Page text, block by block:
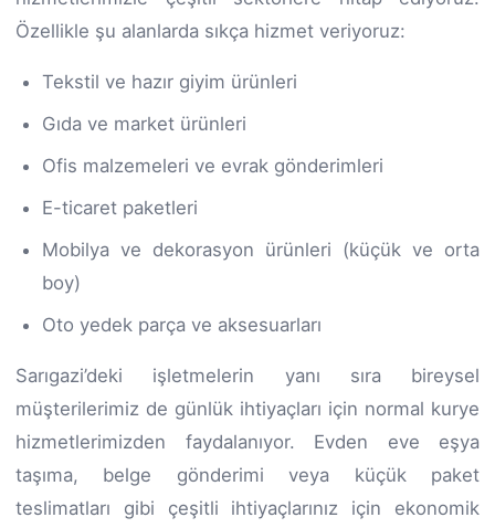
Özellikle şu alanlarda sıkça hizmet veriyoruz:
Tekstil ve hazır giyim ürünleri
Gıda ve market ürünleri
Ofis malzemeleri ve evrak gönderimleri
E-ticaret paketleri
Mobilya ve dekorasyon ürünleri (küçük ve orta
boy)
Oto yedek parça ve aksesuarları
Sarıgazi’deki işletmelerin yanı sıra bireysel
müşterilerimiz de günlük ihtiyaçları için normal kurye
hizmetlerimizden faydalanıyor. Evden eve eşya
taşıma, belge gönderimi veya küçük paket
teslimatları gibi çeşitli ihtiyaçlarınız için ekonomik